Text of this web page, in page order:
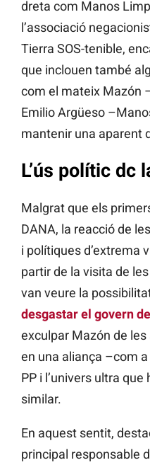
dreta com Manos
l’associació
Tierra SOS-tenible,
que inclouen també
com el mateix Mazón
Emilio Argüeso
mantenir una aparent
L’ús polític dc
Malgrat que els
DANA, la reacció de
i polítiques d’extrema
partir de la visita de
van veure la
desgastar el govern
exculpar Mazón de
en una aliança –com
PP i l’univers ultra
similar.
En aquest sentit,
principal responsable